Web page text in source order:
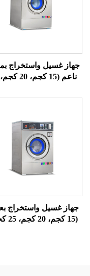
بمثبت
ناعم (15 كجم، 20 كجم، 25
كجم،
بعملة